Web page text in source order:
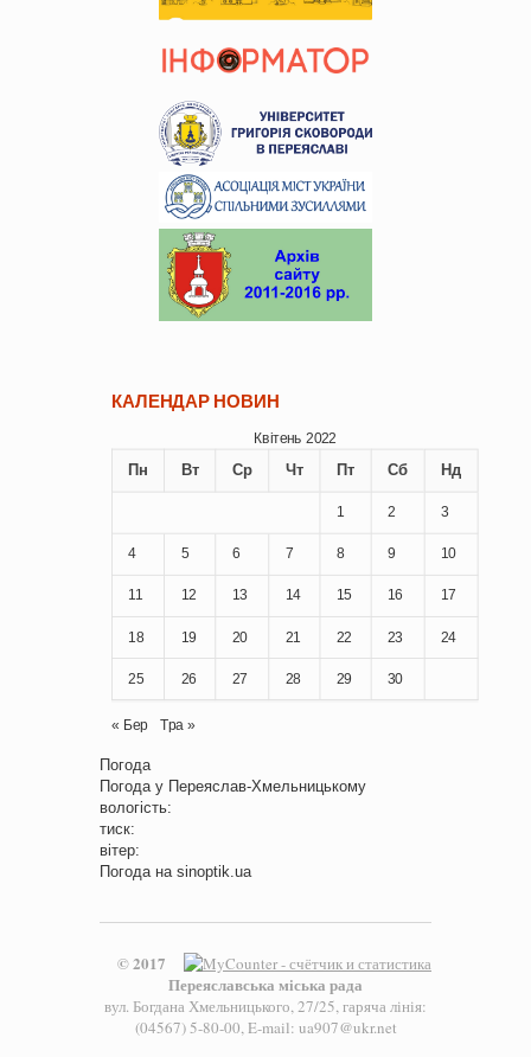
КАЛЕНДАР НОВИН
Квітень 2022
Пн Вт Ср Чт Пт Сб Нд
1 2 3
4 5 6 7 8 9 10
11 12 13 14 15 16 17
18 19 20 21 22 23 24
25 26 27 28 29 30
« Бер Тра »
Погода
Погода у Переяслав-Хмельницькому
вологість:
тиск:
вітер:
Погода на sinoptik.ua
© 2017
Переяславська міська рада
вул. Богдана Хмельницького, 27/25, гаряча лінія:
(04567) 5-80-00, E-mail: ua907@ukr.net